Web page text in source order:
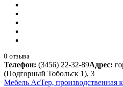
0 отзыва
Телефон: (3456) 22-32-89Адрес:
(Подгорный Тобольск 1), 3
Мебель АсТер, производственная